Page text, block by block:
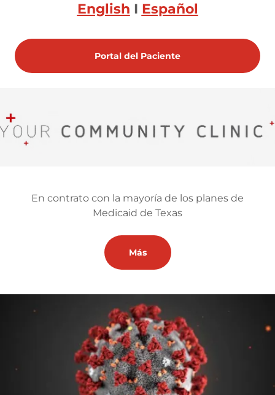
English I Español
Portal del Paciente
En contrato con la mayoría de los planes de
Medicaid de Texas
Más